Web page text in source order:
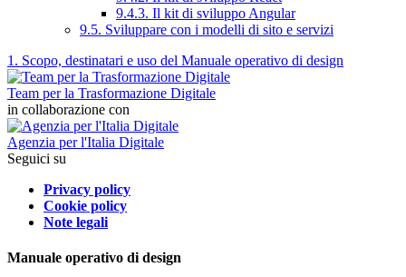
9.4.3. Il kit di sviluppo Angular
9.5. Sviluppare con i modelli di sito e servizi
1. Scopo, destinatari e uso del Manuale operativo di design
Team per la Trasformazione Digitale
in collaborazione con
Agenzia per l'Italia Digitale
Seguici su
Privacy policy
Cookie policy
Note legali
Manuale operativo di design